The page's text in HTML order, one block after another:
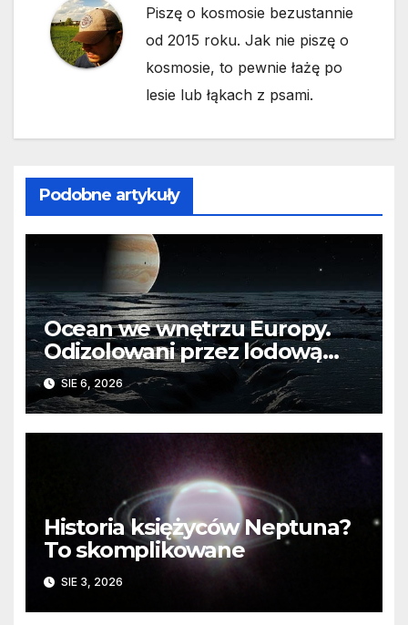
Piszę o kosmosie bezustannie
od 2015 roku. Jak nie piszę o
kosmosie, to pewnie łażę po
lesie lub łąkach z psami.
Podobne artykuły
Ocean we wnętrzu Europy.
Odizolowani przez lodową
barierę
SIE 6, 2026
Historia księżyców Neptuna?
To skomplikowane
SIE 3, 2026